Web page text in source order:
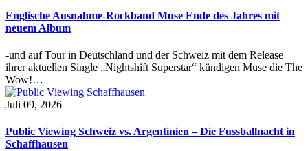
Englische Ausnahme-Rockband Muse Ende des Jahres mit
neuem Album
-und auf Tour in Deutschland und der Schweiz mit dem Release
ihrer aktuellen Single „Nightshift Superstar“ kündigen Muse die The
Wow!…
Juli 09, 2026
Public Viewing Schweiz vs. Argentinien – Die Fussballnacht in
Schaffhausen